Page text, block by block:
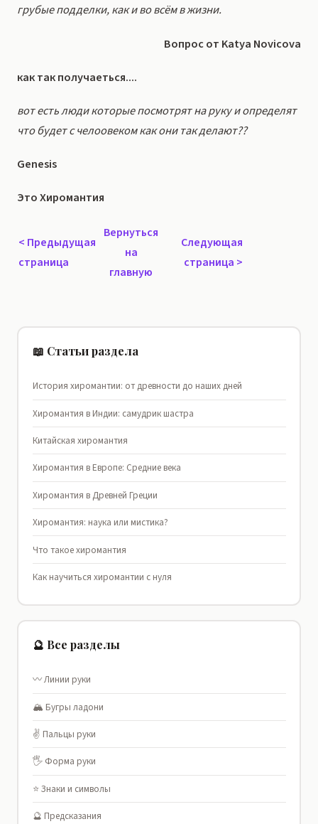
грубые подделки, как и во всём в жизни.
Вопрос от Katya Novicova
как так получаеться....
вот есть люди которые посмотрят на руку и определят
что будет с челоовеком как они так делают??
Genesis
Это Хиромантия
< Предыдущая
страница
Вернуться
на
главную
Следующая
страница >
📖 Статьи раздела
История хиромантии: от древности до наших дней
Хиромантия в Индии: самудрик шастра
Китайская хиромантия
Хиромантия в Европе: Средние века
Хиромантия в Древней Греции
Хиромантия: наука или мистика?
Что такое хиромантия
Как научиться хиромантии с нуля
🔮 Все разделы
〰️ Линии руки
🏔️ Бугры ладони
✌️ Пальцы руки
🖐️ Форма руки
⭐ Знаки и символы
🔮 Предсказания